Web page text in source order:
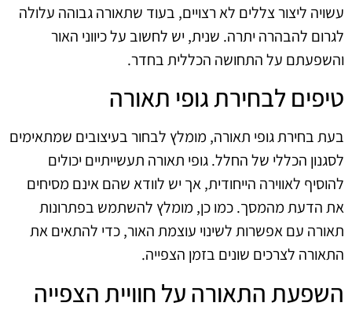
עשויה ליצור צללים לא רצויים, בעוד שתאורה גבוהה עלולה
לגרום להבהרה יתרה. שנית, יש לחשוב על כיווני האור
והשפעתם על התחושה הכללית בחדר.
טיפים לבחירת גופי תאורה
בעת בחירת גופי תאורה, מומלץ לבחור בעיצובים שמתאימים
לסגנון הכללי של החלל. גופי תאורה תעשייתיים יכולים
להוסיף לאווירה הייחודית, אך יש לוודא שהם אינם מסיחים
את הדעת מהמסך. כמו כן, מומלץ להשתמש בפתרונות
תאורה עם אפשרות לשינוי עוצמת האור, כדי להתאים את
התאורה לצרכים שונים בזמן הצפייה.
השפעת התאורה על חוויית הצפייה